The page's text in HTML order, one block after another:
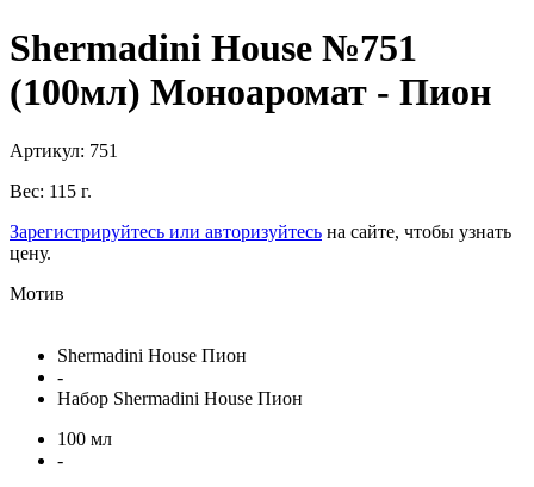
Shermadini House №751
(100мл) Моноаромат - Пион
Артикул: 751
Вес: 115 г.
Зарегистрируйтесь или авторизуйтесь на сайте, чтобы узнать
цену.
Мотив
Shermadini House Пион
-
Набор Shermadini House Пион
100 мл
-